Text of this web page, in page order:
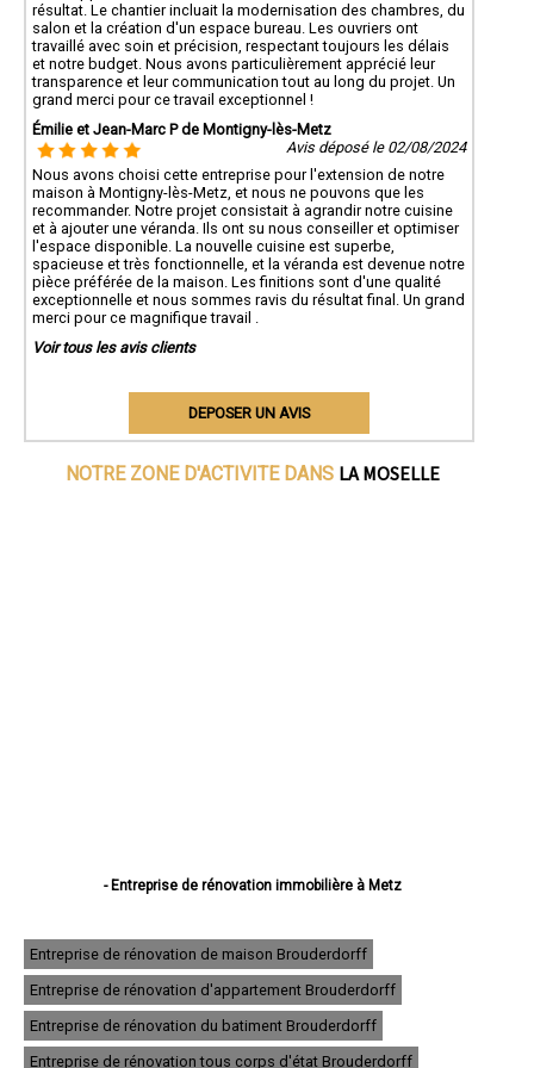
résultat. Le chantier incluait la modernisation des chambres, du
salon et la création d'un espace bureau. Les ouvriers ont
travaillé avec soin et précision, respectant toujours les délais
et notre budget. Nous avons particulièrement apprécié leur
transparence et leur communication tout au long du projet. Un
grand merci pour ce travail exceptionnel !
Émilie et Jean-Marc P de Montigny-lès-Metz
Avis déposé le 02/08/2024
Nous avons choisi cette entreprise pour l'extension de notre
maison à Montigny-lès-Metz, et nous ne pouvons que les
recommander. Notre projet consistait à agrandir notre cuisine
et à ajouter une véranda. Ils ont su nous conseiller et optimiser
l'espace disponible. La nouvelle cuisine est superbe,
spacieuse et très fonctionnelle, et la véranda est devenue notre
pièce préférée de la maison. Les finitions sont d'une qualité
exceptionnelle et nous sommes ravis du résultat final. Un grand
merci pour ce magnifique travail .
Voir tous les avis clients
DEPOSER UN AVIS
NOTRE ZONE D'ACTIVITE DANS LA MOSELLE
- Entreprise de rénovation immobilière à Metz
- Entreprise de rénovation immobilière à Sarreguemines
- Entreprise de rénovation immobilière à Forbach
- Entreprise de rénovation immobilière à Saint-Avold
- Entreprise de rénovation immobilière à Yutz
- Entreprise de rénovation immobilière à Hayange
- Entreprise de rénovation immobilière à Creutzwald
Entreprise de rénovation de maison Brouderdorff
Entreprise de rénovation d'appartement Brouderdorff
Entreprise de rénovation du batiment Brouderdorff
Entreprise de rénovation tous corps d'état Brouderdorff